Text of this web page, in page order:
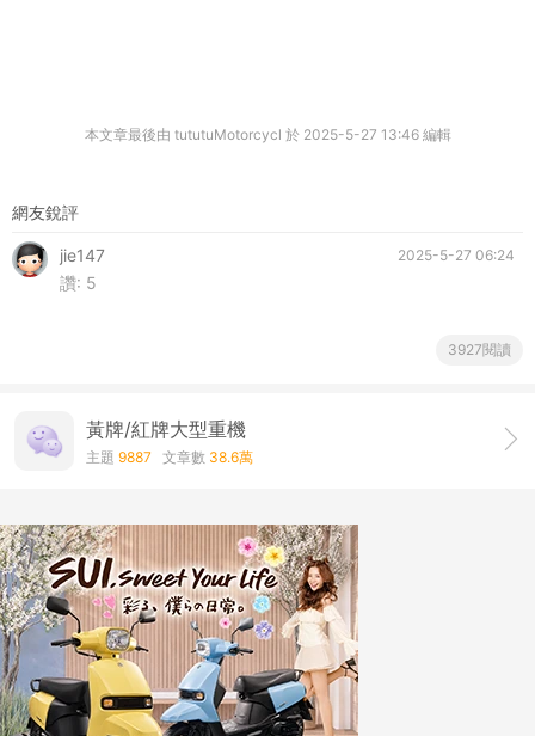
本文章最後由 tututuMotorcycl 於 2025-5-27 13:46 編輯
網友銳評
2025-5-27 06:24
jie147
讚: 5
3927閱讀
黃牌/紅牌大型重機
主題 9887 文章數 38.6萬